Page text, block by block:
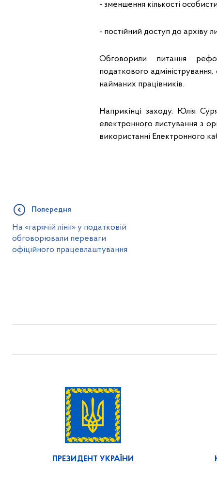
- зменшення кількості
- постійний доступ до архіву
Обговорили питання
податкового
найманих працівників.
Наприкінці заходу, Юлія
електронного листування з
використанні Електронного
Попередня
На «гарячій лінії» у податковій
обговорювали переваги
офіційного працевлаштування
ПРЕЗИДЕНТ УКРАЇНИ